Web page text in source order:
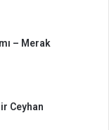
– Merak
Ceyhan